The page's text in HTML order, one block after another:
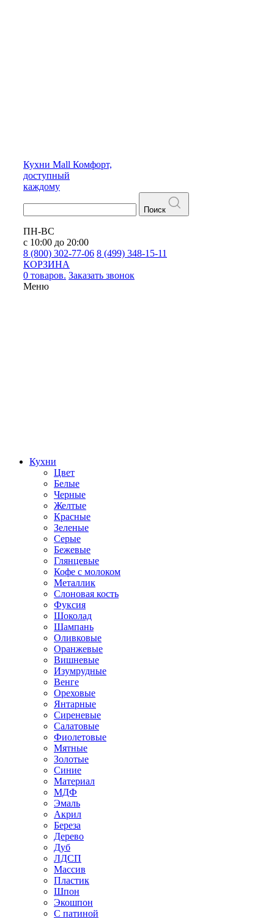
Кухни Mall Комфорт,
доступный
каждому
Поиск
ПН-ВС
с 10:00 до 20:00
8 (800) 302-77-06 8 (499) 348-15-11
КОРЗИНА
0 товаров. Заказать звонок
Меню
Кухни
Цвет
Белые
Черные
Желтые
Красные
Зеленые
Серые
Бежевые
Глянцевые
Кофе с молоком
Металлик
Слоновая кость
Фуксия
Шоколад
Шампань
Оливковые
Оранжевые
Вишневые
Изумрудные
Венге
Ореховые
Янтарные
Сиреневые
Салатовые
Фиолетовые
Мятные
Золотые
Синие
Материал
МДФ
Эмаль
Акрил
Береза
Дерево
Дуб
ЛДСП
Массив
Пластик
Шпон
Экошпон
С патиной